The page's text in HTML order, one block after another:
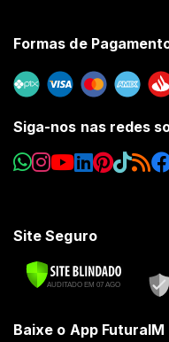
Formas de
Siga-nos nas redes
Site Seguro
Baixe o App FuturaIM